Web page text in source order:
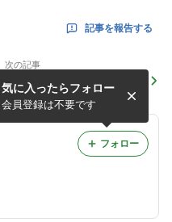
記事を報告する
次の記事
気に入ったらフォロー
会員登録は不要です
フォロー